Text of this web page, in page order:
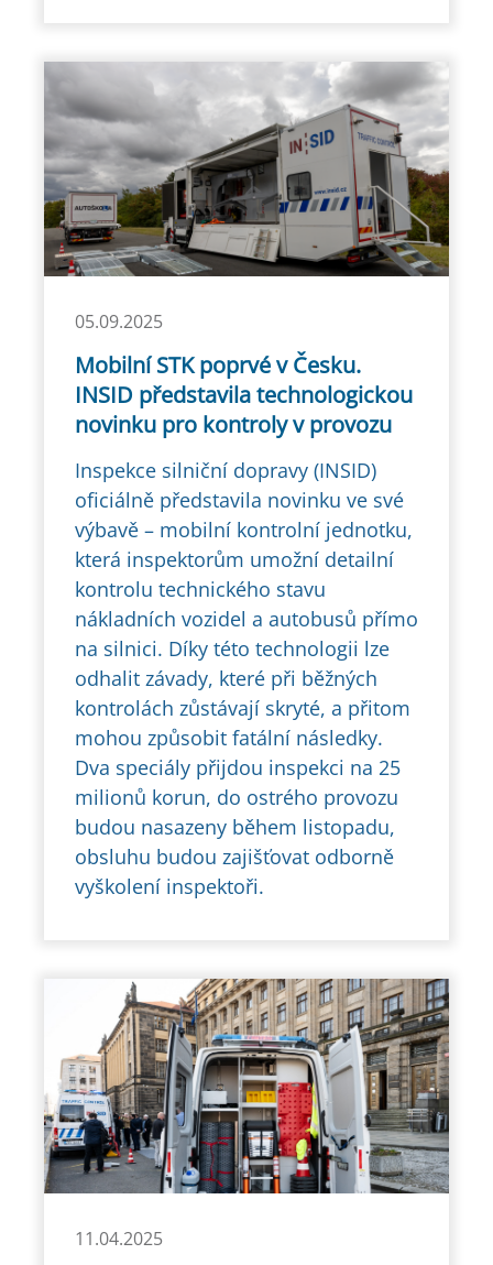
05.09.2025
Mobilní STK poprvé v Česku.
INSID představila technologickou
novinku pro kontroly v provozu
Inspekce silniční dopravy (INSID)
oficiálně představila novinku ve své
výbavě – mobilní kontrolní jednotku,
která inspektorům umožní detailní
kontrolu technického stavu
nákladních vozidel a autobusů přímo
na silnici. Díky této technologii lze
odhalit závady, které při běžných
kontrolách zůstávají skryté, a přitom
mohou způsobit fatální následky.
Dva speciály přijdou inspekci na 25
milionů korun, do ostrého provozu
budou nasazeny během listopadu,
obsluhu budou zajišťovat odborně
vyškolení inspektoři.
11.04.2025